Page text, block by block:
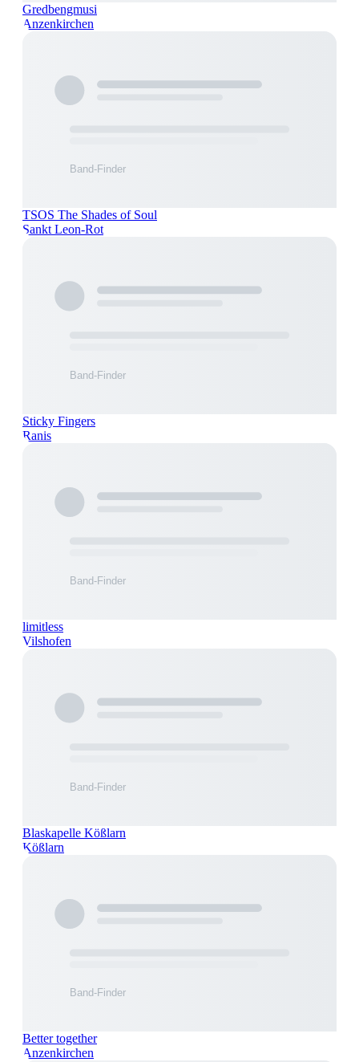
Gredbengmusi
Anzenkirchen
TSOS The Shades of Soul
Sankt Leon-Rot
Sticky Fingers
Ranis
limitless
Vilshofen
Blaskapelle Kößlarn
Kößlarn
Better together
Anzenkirchen